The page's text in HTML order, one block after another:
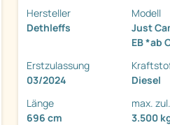
Hersteller
Dethleffs
Modell
Just
EB *ab
Erstzulassung
03/2024
Diesel
Länge
696 cm
max.
3.500